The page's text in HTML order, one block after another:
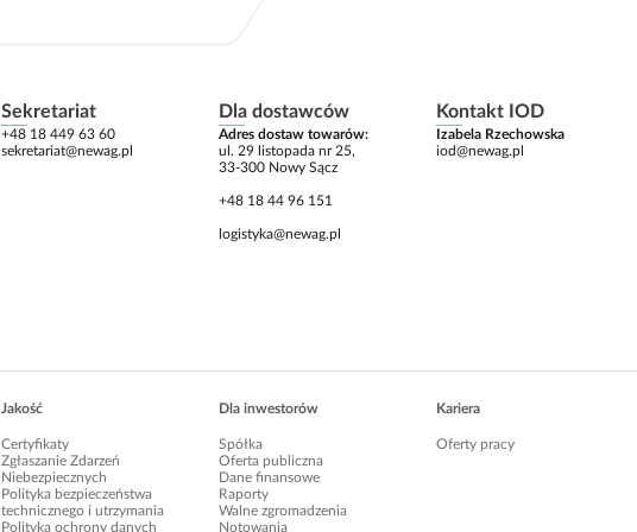
Sekretariat
+48 18 449 63 60
sekretariat@newag.pl
Dla dostawców
Adres dostaw towarów:
ul. 29 listopada nr 25,
33-300 Nowy Sącz
+48 18 44 96 151
logistyka@newag.pl
Kontakt IOD
Izabela Rzechowska
iod@newag.pl
Jakość
Certyfikaty
Zgłaszanie Zdarzeń
Niebezpiecznych
Polityka bezpieczeństwa
technicznego i utrzymania
Polityka ochrony danych
Dla inwestorów
Spółka
Oferta publiczna
Dane finansowe
Raporty
Walne zgromadzenia
Notowania
Kariera
Oferty pracy